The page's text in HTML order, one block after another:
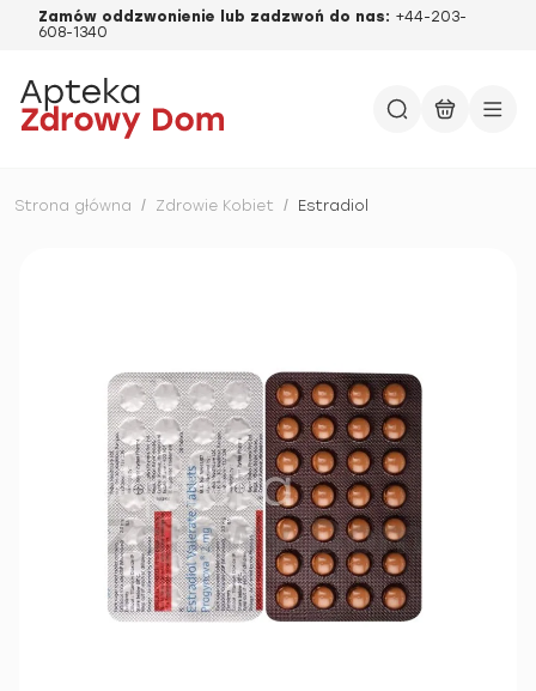
Zamów oddzwonienie lub zadzwoń do nas: +44-203-
608-1340
Strona główna / Zdrowie Kobiet / Estradiol